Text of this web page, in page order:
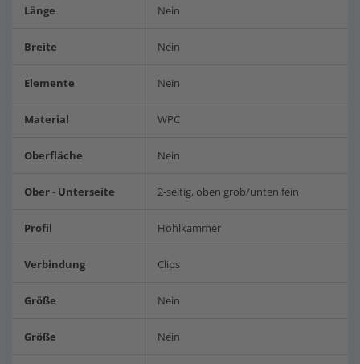
Länge Nein
Breite Nein
Elemente Nein
Material WPC
Oberfläche Nein
Ober - Unterseite 2-seitig, oben grob/unten fein
Profil Hohlkammer
Verbindung Clips
Größe Nein
Größe Nein